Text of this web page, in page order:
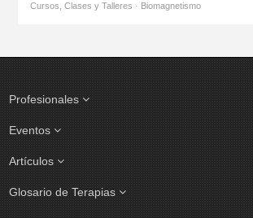
Cursos, Clases y Talleres · Biomagnetismo
Profesionales
Eventos
Artículos
Glosario de Terapias